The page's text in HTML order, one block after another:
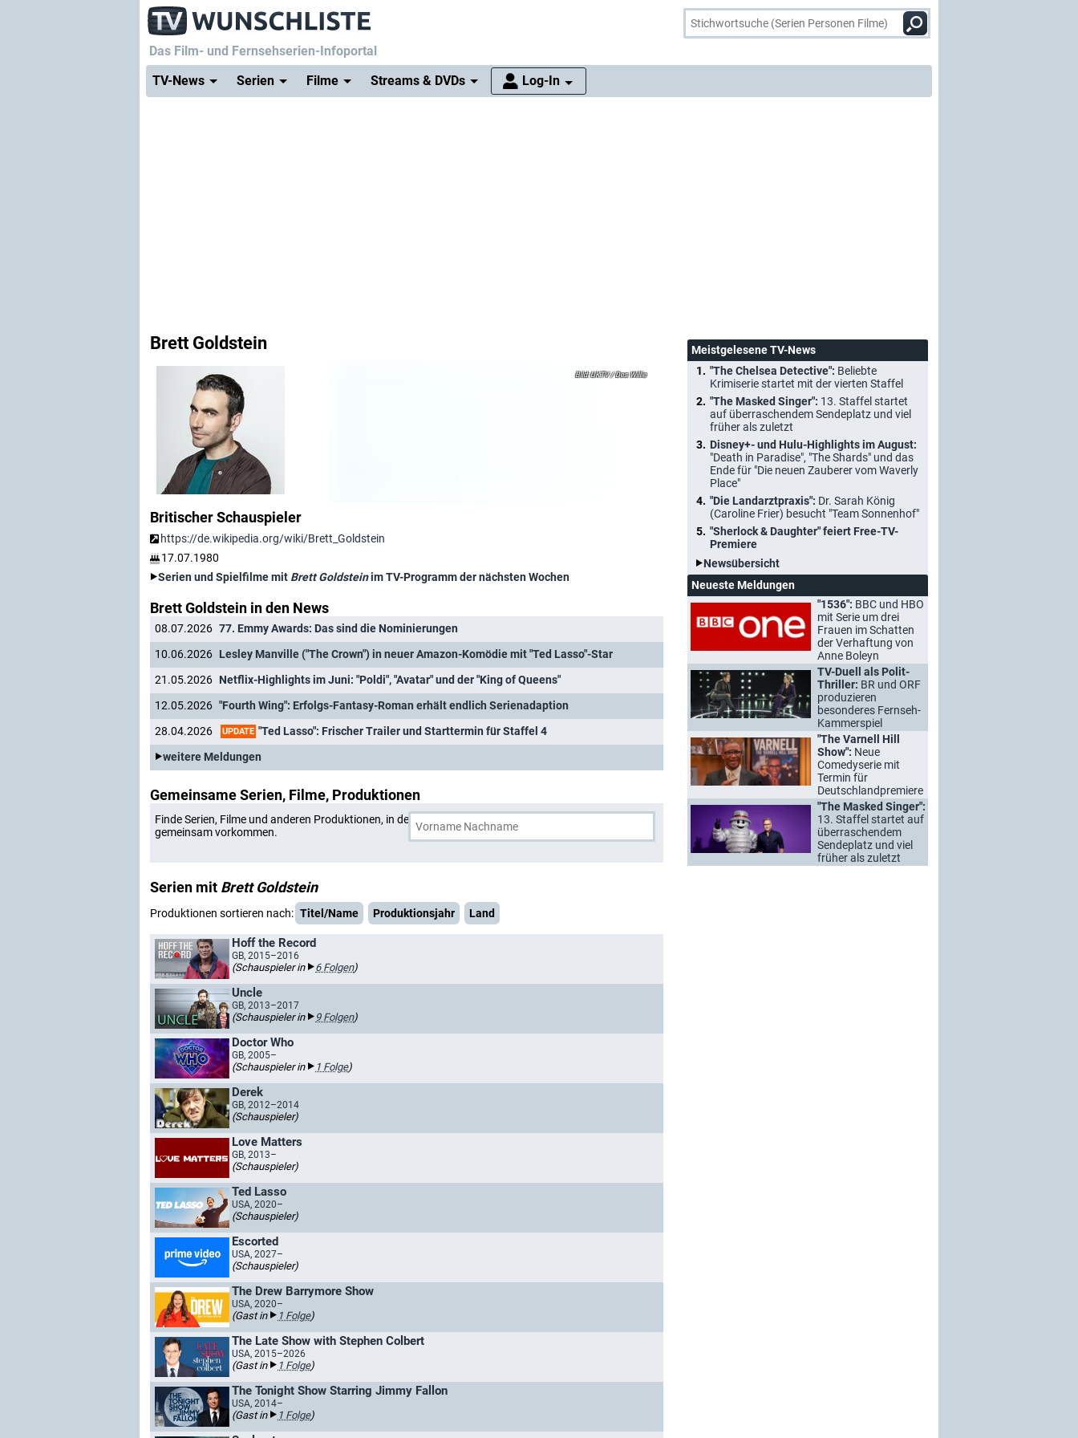
Das Film- und Fernsehserien-Infoportal
TV-News
Serien Filme Streams & DVDs Log-In
Brett Goldstein
UKTV / Des Willie
Britischer Schauspieler
https://de.wikipedia.org/wiki/Brett_Goldstein
17.07.1980
Serien und Spielfilme mit Brett Goldsteinim TV-Programm der nächsten Wochen
Brett Goldstein in den News
08.07.2026 77. Emmy Awards: Das sind die Nominierungen
10.06.2026 Lesley Manville ("The Crown") in neuer Amazon-Komödie mit "Ted Lasso"-Star
21.05.2026 Netflix-Highlights im Juni: "Poldi", "Avatar" und der "King of Queens"
12.05.2026 "Fourth Wing": Erfolgs-Fantasy-Roman erhält endlich Serienadaption
28.04.2026
UPDATE "Ted Lasso": Frischer Trailer und Starttermin für Staffel 4
weitere Meldungen
Gemeinsame Serien, Filme, Produktionen
Finde Serien, Filme und anderen Produktionen, in denen Brett Goldstein
gemeinsam vorkommen.
Serien mit Brett Goldstein
Produktionen sortieren nach: Titel/Name Produktionsjahr Land
Hoff the Record
GB, 2015–2016
(Schauspieler in 6 Folgen)
Uncle
GB, 2013–2017
(Schauspieler in 9 Folgen)
Doctor Who
GB, 2005–
(Schauspieler in 1 Folge)
Derek
GB, 2012–2014
(Schauspieler)
Love Matters
GB, 2013–
(Schauspieler)
Ted Lasso
USA, 2020–
(Schauspieler)
Escorted
USA, 2027–
(Schauspieler)
The Drew Barrymore Show
USA, 2020–
(Gast in 1 Folge)
The Late Show with Stephen Colbert
USA, 2015–2026
(Gast in 1 Folge)
The Tonight Show Starring Jimmy Fallon
USA, 2014–
(Gast in 1 Folge)
Meistgelesene TV-News
"The Chelsea Detective": Beliebte
Krimiserie startet mit der vierten Staffel
"The Masked Singer": 13. Staffel startet
auf überraschendem Sendeplatz und viel
früher als zuletzt
Disney+- und Hulu-Highlights im August:
"Death in Paradise", "The Shards" und das
Ende für "Die neuen Zauberer vom Waverly
Place"
"Die Landarztpraxis": Dr. Sarah König
(Caroline Frier) besucht "Team Sonnenhof"
"Sherlock & Daughter" feiert Free-TV-
Premiere
Newsübersicht
Neueste Meldungen
"1536": BBC und HBO
mit Serie um drei
Frauen im Schatten
der Verhaftung von
Anne Boleyn
TV-Duell als Polit-
Thriller: BR und ORF
produzieren
besonderes Fernseh-
Kammerspiel
"The Varnell Hill
Show": Neue
Comedyserie mit
Termin für
Deutschlandpremiere
"The Masked Singer":
13. Staffel startet auf
überraschendem
Sendeplatz und viel
früher als zuletzt